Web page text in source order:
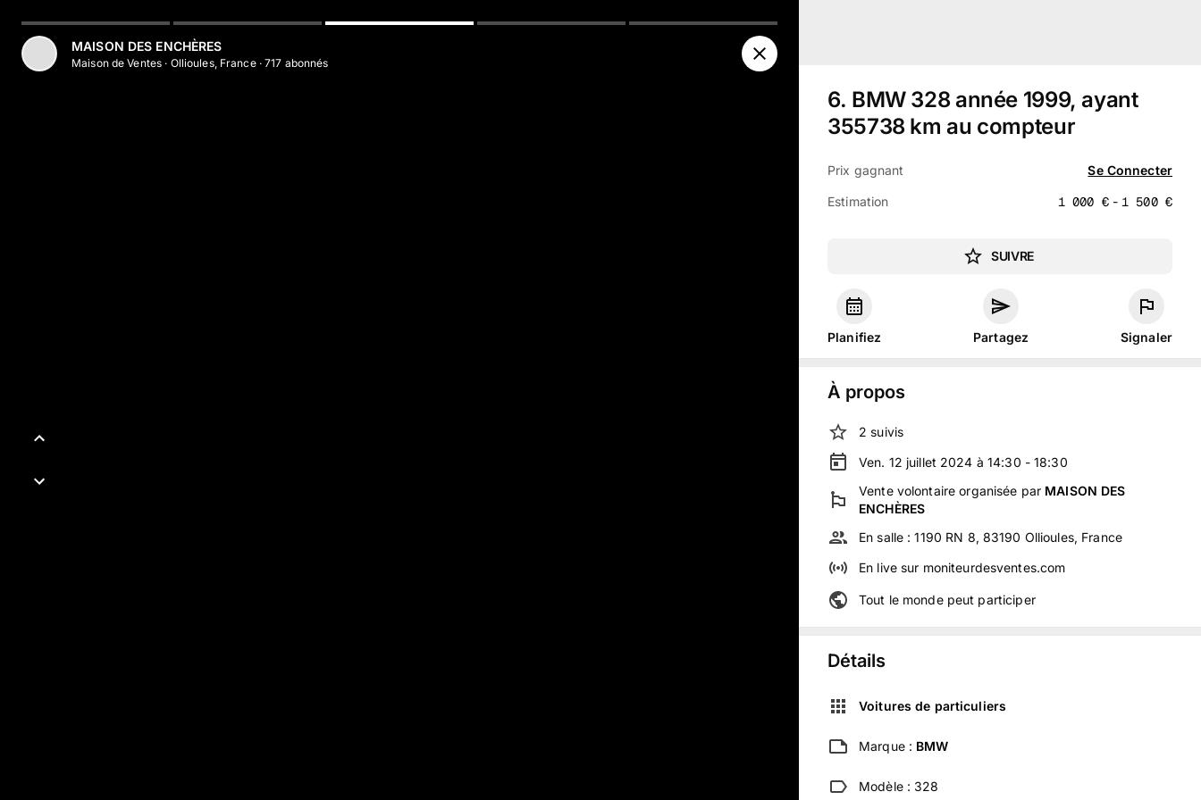
MAISON DES ENCHÈRES
Maison de Ventes · Ollioules, France·717 abonnés
6. BMW 328 année 1999, ayant
355738 km au compteur
Prix gagnant Se Connecter
Estimation 1 000 €- 1 500 €
SUIVRE
Planifiez Partagez Signaler
À propos
2 suivis
Ven. 12 juillet 2024 à 14:30 - 18:30
Vente volontaire organisée par MAISON DES
ENCHÈRES
En salle :1190 RN 8, 83190 Ollioules, France
En livesur moniteurdesventes.com
Tout le monde peut participer
Détails
Voitures de particuliers
Marque : BMW
Modèle : 328